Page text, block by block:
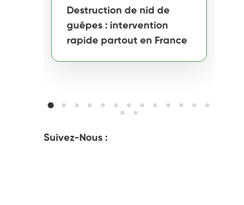
Destruction de nid de
guêpes : intervention
rapide partout en France
Suivez-Nous :